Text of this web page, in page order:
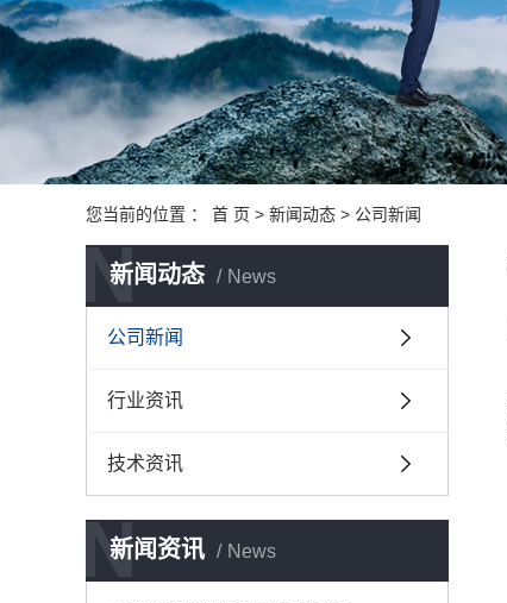
您当前的位置 ： 首 页 > 新闻动态 > 公司新闻
新闻动态 News
N
公司新闻
行业资讯
技术资讯
新闻资讯 News
N